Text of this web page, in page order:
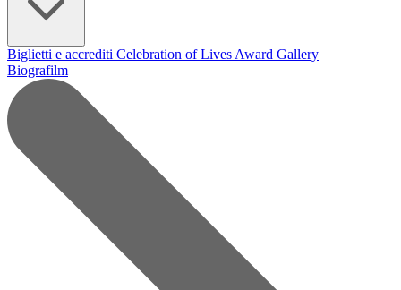
Biglietti e accrediti Celebration of Lives Award Gallery
Biografilm